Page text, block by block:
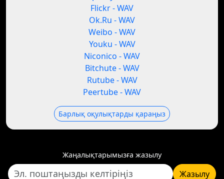
Flickr - WAV
Ok.Ru - WAV
Weibo - WAV
Youku - WAV
Niconico - WAV
Bitchute - WAV
Rutube - WAV
Peertube - WAV
Барлық оқулықтарды қараңыз
Жаңалықтарымызға жазылу
Жазылу